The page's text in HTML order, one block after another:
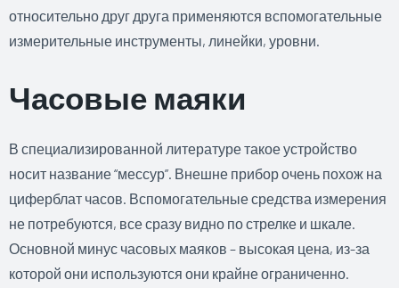
относительно друг друга применяются вспомогательные
измерительные инструменты, линейки, уровни.
Часовые маяки
В специализированной литературе такое устройство
носит название “мессур”. Внешне прибор очень похож на
циферблат часов. Вспомогательные средства измерения
не потребуются, все сразу видно по стрелке и шкале.
Основной минус часовых маяков – высокая цена, из-за
которой они используются они крайне ограниченно.